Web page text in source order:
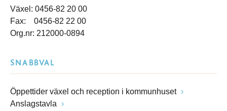
Växel: 0456-82 20 00
Fax: 0456-82 22 00
Org.nr: 212000-0894
SNABBVAL
Öppettider växel och reception i kommunhuset
Anslagstavla